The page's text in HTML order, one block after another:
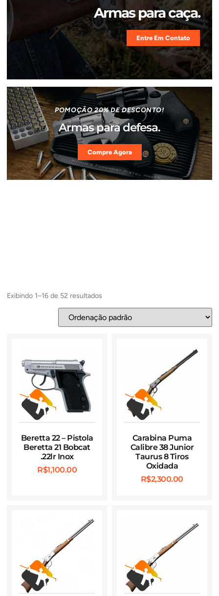
Armas para caça.
Entre Em Contato
POMOÇÃO 20% DE DESCONTO!
Armas para defesa.
Compre Agora
Exibindo 1–16 de 52 resultados
Beretta 22 – Pistola
Beretta 21 Bobcat
.22lr Inox
R$1,100.00
Carabina Puma
Calibre 38 Junior
Taurus 8 Tiros
Oxidada
R$2,300.00